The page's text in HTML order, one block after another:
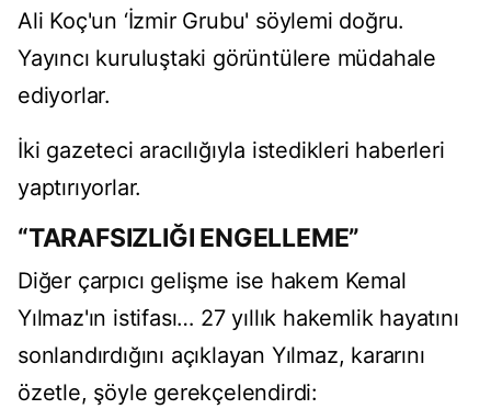
Ali Koç'un ‘İzmir Grubu' söylemi doğru.
Yayıncı kuruluştaki görüntülere müdahale
ediyorlar.
İki gazeteci aracılığıyla istedikleri haberleri
yaptırıyorlar.
“TARAFSIZLIĞI ENGELLEME”
Diğer çarpıcı gelişme ise hakem Kemal
Yılmaz'ın istifası… 27 yıllık hakemlik hayatını
sonlandırdığını açıklayan Yılmaz, kararını
özetle, şöyle gerekçelendirdi: